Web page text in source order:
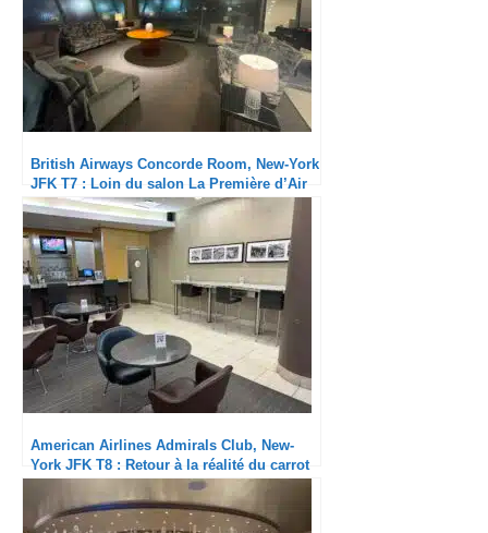
British Airways Concorde Room, New-York
JFK T7 : Loin du salon La Première d’Air
France
American Airlines Admirals Club, New-
York JFK T8 : Retour à la réalité du carrot